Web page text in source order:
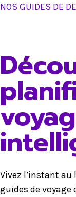
NOS GUIDES DE
Vivez l’instant
guides de voyage